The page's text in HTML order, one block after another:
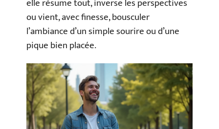
ou vient, avec finesse, bousculer
l’ambiance d’un simple sourire ou d’une
pique bien placée.